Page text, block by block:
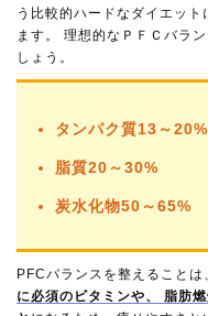
う比較的ハードなダイエッ
ます。 理想的なＰＦＣバラ
しょう。
タンパク質13～20%
脂質20～30%
炭水化物50～65%
PFCバランスを整えること
に必須のビタミンや、 脂肪